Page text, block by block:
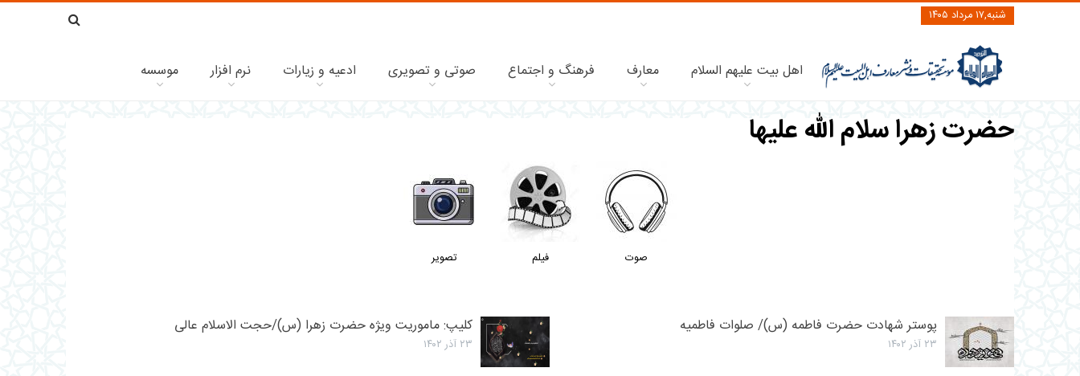
شنبه,۱۷ مرداد ۱۴۰۵
اهل بیت علیهم السلام معارف فرهنگ و اجتماع صوتی و تصویری ادعیه و زیارات نرم افزار موسسه
حضرت زهرا سلام الله علیها
صوت فیلم تصویر
پوستر شهادت حضرت فاطمه (س)/ صلوات فاطمیه
۲۳ آذر ۱۴۰۲
کلیپ: ماموریت ویژه حضرت زهرا (س)/حجت الاسلام عالی
۲۳ آذر ۱۴۰۲